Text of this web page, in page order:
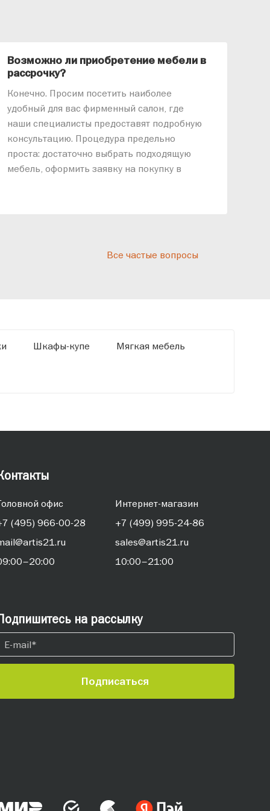
Возможно ли приобретение мебели в
рассрочку?
Конечно. Просим посетить наиболее
удобный для вас фирменный салон, где
наши специалисты предоставят подробную
консультацию. Процедура предельно
проста: достаточно выбрать подходящую
мебель, оформить заявку на покупку в
Все частые вопросы
Шкафы-купе Мягкая мебель
офис
(495) 966-00-28
Интернет-магазин
+7 (499) 995-24-86
sales@artis21.ru
10:00–21:00
на рассылку
Подписаться